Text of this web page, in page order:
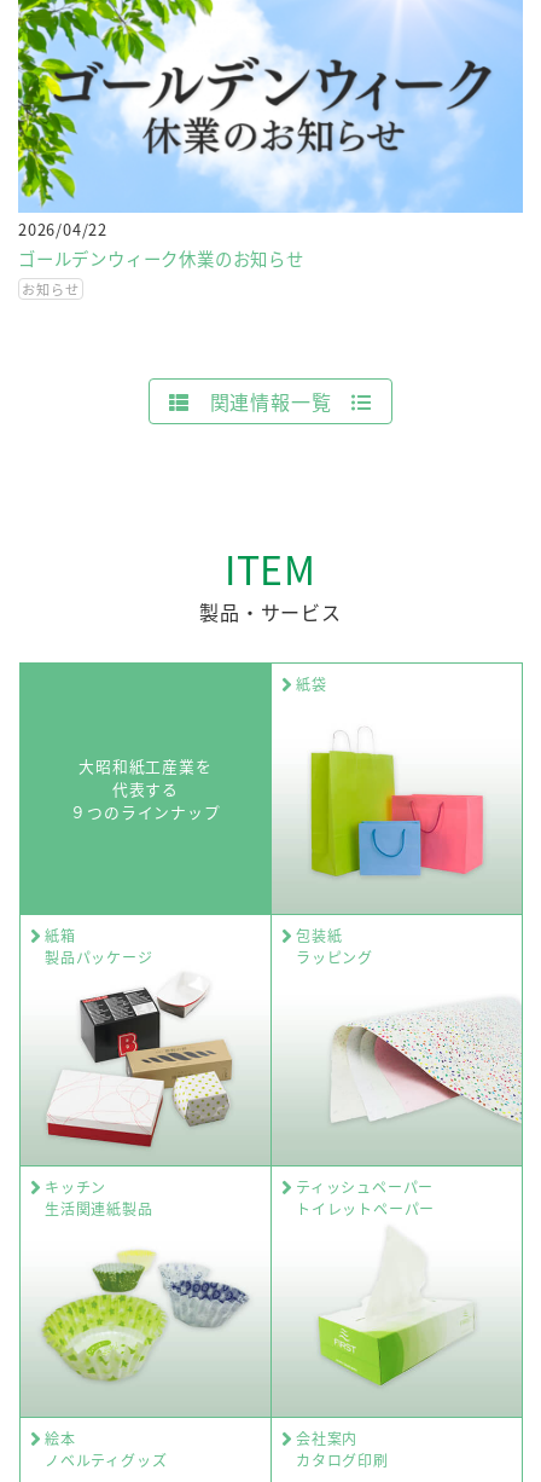
2026/04/22
ゴールデンウィーク休業のお知らせ
お知らせ
関連情報一覧
ITEM
製品・サービス
大昭和紙工産業を
代表する
９つのラインナップ
紙袋
紙箱
製品パッケージ
包装紙
ラッピング
キッチン
生活関連紙製品
ティッシュペーパー
トイレットペーパー
絵本
ノベルティグッズ
会社案内
カタログ印刷